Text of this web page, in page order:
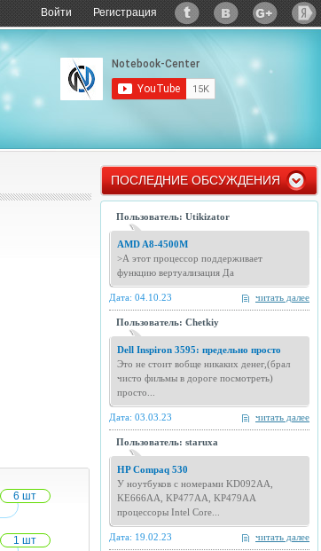
Войти Регистрация
6 шт
1 шт
ПОСЛЕДНИЕ ОБСУЖДЕНИЯ
Пользователь: Utikizator
AMD A8-4500M
>А этот процессор поддерживает
функцию вертуализация Да
читать далее
Дата: 04.10.23
Пользователь: Chetkiy
Dell Inspiron 3595: предельно просто
Это не стоит вобще никаких денег,(брал
чисто фильмы в дороге посмотреть)
просто...
читать далее
Дата: 03.03.23
Пользователь: staruxa
HP Compaq 530
У ноутбуков с номерами KD092AA,
KE666AA, KP477AA, KP479AA
процессоры Intel Core...
читать далее
Дата: 19.02.23